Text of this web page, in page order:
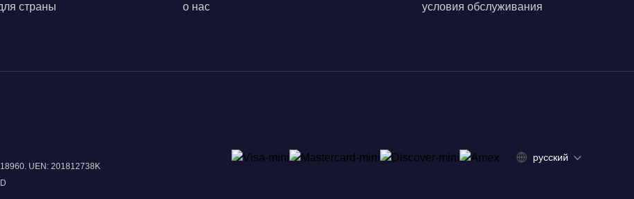
страны
о нас
условия обслуживания
UEN: 201812738K
русский